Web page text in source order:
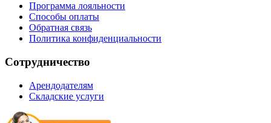
Программа лояльности
Способы оплаты
Обратная связь
Политика конфиденциальности
Сотрудничество
Арендодателям
Складские услуги